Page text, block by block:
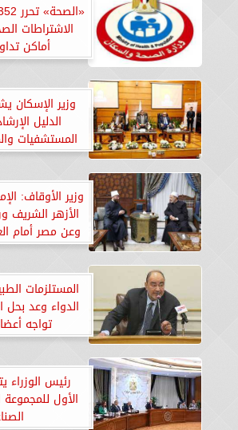
الاشتراطات
أماكن
وزير الإسكان
الدليل
المستشفيات
الخضراء
وزير الأوقاف:
الأزهر الشريف
وعن مصر أمام
المستلزمات
الدواء وعد
تواجه
رئيس الوزراء
الأول للمجموعة